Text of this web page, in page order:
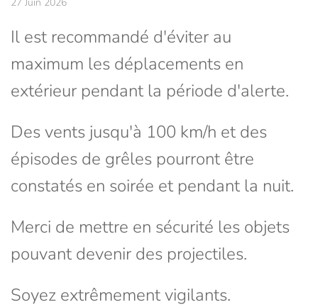
Il est recommandé d'éviter au
maximum les déplacements en
extérieur pendant la période d'alerte.
Des vents jusqu'à 100 km/h et des
épisodes de grêles pourront être
constatés en soirée et pendant la nuit.
Merci de mettre en sécurité les objets
pouvant devenir des projectiles.
Soyez extrêmement vigilants.